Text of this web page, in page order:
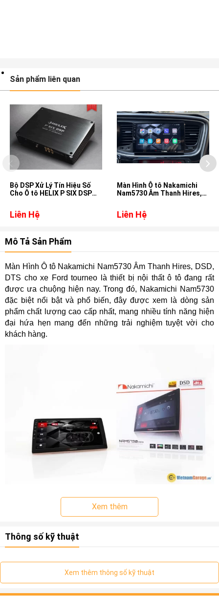
Sản phẩm liên quan
Bộ DSP Xử Lý Tín Hiệu Số
Cho Ô tô HELIX P SIX DSP
Liên Hệ
Màn Hình Ô tô Nakamichi
Nam5730 Âm Thanh Hires,
Liên Hệ
Mô Tả Sản Phẩm
Màn Hình Ô tô Nakamichi Nam5730 Âm Thanh Hires, DSD,
DTS cho xe Ford tourneo là thiết bị nội thất ô tô đang rất
được ưa chuộng hiện nay. Trong đó, Nakamichi Nam5730
đặc biệt nổi bật và phổ biến, đây được xem là dòng sản
phẩm chất lượng cao cấp nhất, mang nhiều tính năng hiện
đại hứa hẹn mang đến những trải nghiệm tuyệt vời cho
khách hàng.
Xem thêm
Thông số kỹ thuật
Xem thêm thông số kỹ thuật